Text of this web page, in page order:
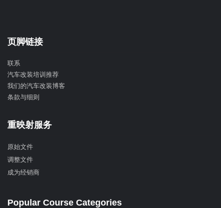
页脚链接
联系
汽车改装培训推荐
我们的汽车改装博客
条款与细则
重映射服务
原始文件
调整文件
成为经销商
Popular Course Categories